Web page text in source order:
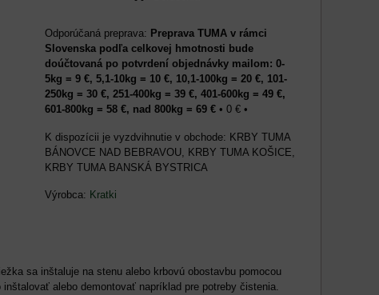
Preprava TUMA v rámci
Slovenska podľa celkovej hmotnosti bude
doúčtovaná po potvrdení objednávky mailom: 0-
5kg = 9 €, 5,1-10kg = 10 €, 10,1-100kg = 20 €, 101-
250kg = 30 €, 251-400kg = 39 €, 401-600kg = 49 €,
601-800kg = 58 €, nad 800kg = 69 € • 0 € •
KRBY TUMA
BÁNOVCE NAD BEBRAVOU, KRBY TUMA KOŠICE,
KRBY TUMA BANSKÁ BYSTRICA
Výrobca: Kratki
sa inštaluje na stenu alebo krbovú obostavbu pomocou
alebo demontovať napríklad pre potreby čistenia.